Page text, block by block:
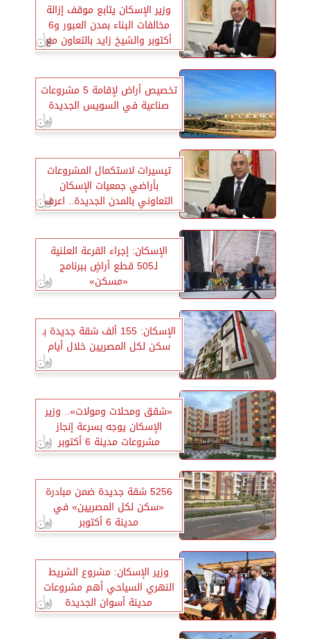
وزير الإسكان يتابع موقف إزالة
مخالفات البناء بمدن العبور و6
أكتوبر والشيخ زايد بالتعاون مع
الشرطة المختصة
تخصيص أراض لإقامة 5 مشروعات
صناعية في السويس الجديدة
تيسيرات لاستكمال المشروعات
بأراضي جمعيات الإسكان
التعاوني بالمدن الجديدة.. اعرف
الاستثناءات
الإسكان: إجراء القرعة العلنية
لـ505 قطع أراضٍ ببرنامج
«مسكن»
الإسكان: 155 ألف شقة جديدة بـ
سكن لكل المصريين خلال أيام
«شقق ومحلات ومولات».. وزير
الإسكان يوجه بسرعة إنجاز
مشروعات مدينة 6 أكتوبر
5256 شقة جديدة ضمن مبادرة
«سكن لكل المصريين» في
مدينة 6 أكتوبر
وزير الإسكان: مشروع الشريط
النهري السياحي أهم مشروعات
مدينة أسوان الجديدة